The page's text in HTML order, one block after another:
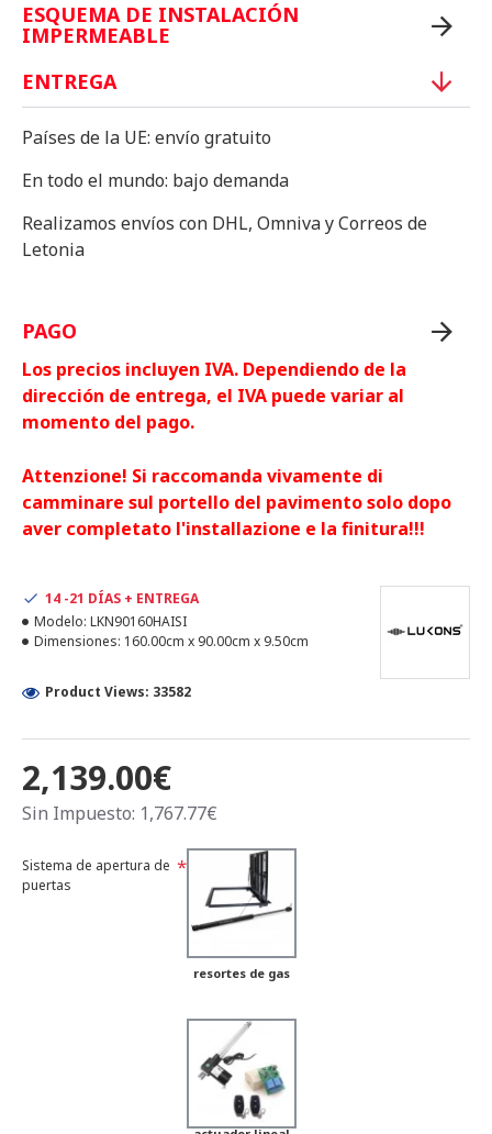
ESQUEMA DE INSTALACIÓN
IMPERMEABLE
ENTREGA
Países de la UE: envío gratuito
En todo el mundo: bajo demanda
Realizamos envíos con DHL, Omniva y Correos de
Letonia
PAGO
Los precios incluyen IVA. Dependiendo de la
dirección de entrega, el IVA puede variar al
momento del pago.
Attenzione! Si raccomanda vivamente di
camminare sul portello del pavimento solo dopo
aver completato l'installazione e la finitura!!!
2,139.00€
Sin Impuesto: 1,767.77€
14 -21 DÍAS + ENTREGA
Modelo: LKN90160HAISI
Dimensiones: 160.00cm x 90.00cm x 9.50cm
Product Views: 33582
Sistema de apertura de
puertas
resortes de gas